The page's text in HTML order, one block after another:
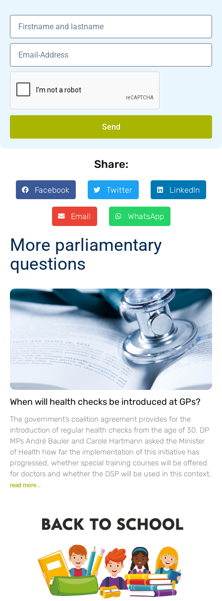
Send
Share:
Facebook Twitter LinkedIn
Email WhatsApp
More parliamentary
questions
When will health checks be introduced at GPs?
The government’s coalition agreement provides for the
introduction of regular health checks from the age of 30. DP
MPs André Bauler and Carole Hartmann asked the Minister
of Health how far the implementation of this initiative has
progressed, whether special training courses will be offered
for doctors and whether the DSP will be used in this context.
read more...